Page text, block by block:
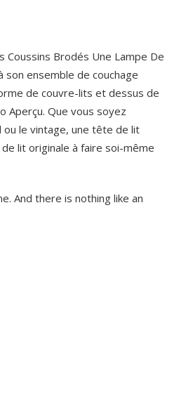
Coussins Brodés Une Lampe De
ensemble de couchage
de couvre-lits et dessus de
Aperçu. Que vous soyez
le vintage, une tête de lit
lit originale à faire soi-même
And there is nothing like an